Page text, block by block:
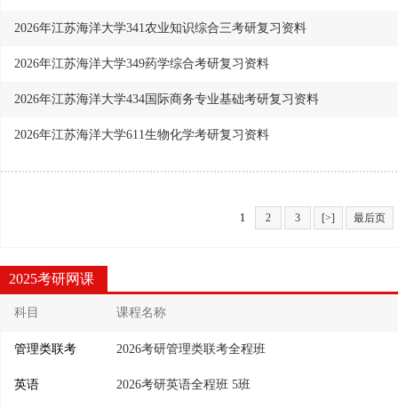
2026年江苏海洋大学341农业知识综合三考研复习资料
2026年江苏海洋大学349药学综合考研复习资料
2026年江苏海洋大学434国际商务专业基础考研复习资料
2026年江苏海洋大学611生物化学考研复习资料
1 2 3 [>] 最后页
2025考研网课
科目 课程名称
管理类联考 2026考研管理类联考全程班
英语 2026考研英语全程班 5班